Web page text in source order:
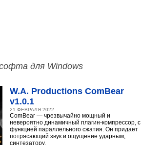
для Windows
W.A. Productions ComBear
v1.0.1
21 ФЕВРАЛЯ 2022
ComBear — чрезвычайно мощный и
невероятно динамичный плагин-компрессор, с
функцией параллельного сжатия. Он придает
потрясающий звук и ощущение ударным,
синтезатору,